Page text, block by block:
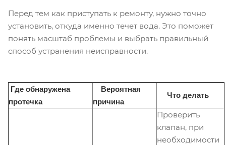
Перед тем как приступать к ремонту, нужно точно
установить, откуда именно течет вода. Это поможет
понять масштаб проблемы и выбрать правильный
способ устранения неисправности.
Где обнаружена
протечка
Вероятная
причина
Что делать
Проверить
клапан, при
необходимости